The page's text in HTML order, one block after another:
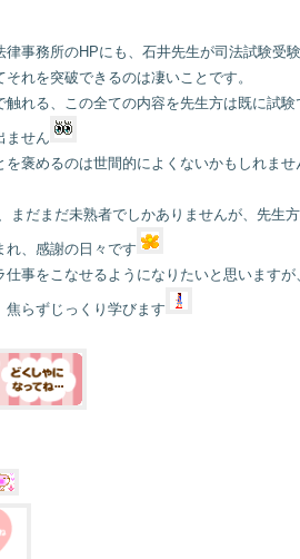
律事務所のHPにも、石井先生が司法試験受
それを突破できるのは凄いことです。
触れる、この全ての内容を先生方は既に試
ません
を褒めるのは世間的によくないかもしれませ
まだまだ未熟者でしかありませんが、先生
れ、感謝の日々です
仕事をこなせるようになりたいと思いますが
焦らずじっくり学びます